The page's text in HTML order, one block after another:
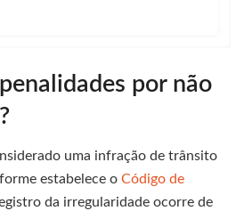
por não
uma infração de trânsito
estabelece o Código de
da irregularidade ocorre de